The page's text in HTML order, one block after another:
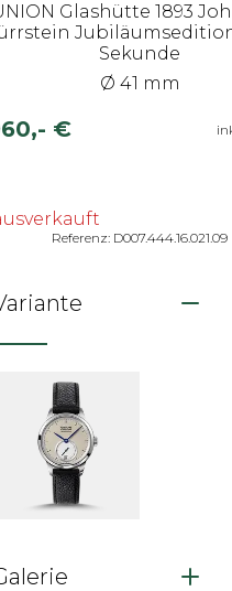
Glashütte 1893
Sekunde
Ø 41 mm
€
Referenz: D007.444.16.021.09